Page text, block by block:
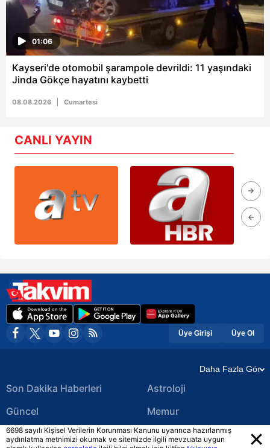
01:06
Kayseri'de otomobil şarampole devrildi: 11 yaşındaki
Jinda Gökçe hayatını kaybetti
08.08.2026 Cumartesi
CANLI YAYIN
Üye Girişi Üye Ol
Daha Fazla Gör
Son Dakika Haberleri
Güncel
Ekonomi Haberleri
Astroloji
Memur
Yerel Haberler
6698 sayılı Kişisel Verilerin Korunması Kanunu uyarınca hazırlanmış
aydınlatma metnimizi okumak ve sitemizde ilgili mevzuata uygun